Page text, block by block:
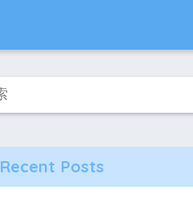
Recent Posts